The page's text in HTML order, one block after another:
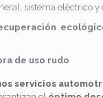
sistema eléctrico y
de uso rudo
servicios